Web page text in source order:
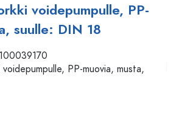
voidepumpulle, PP-
suulle: DIN 18
100039170